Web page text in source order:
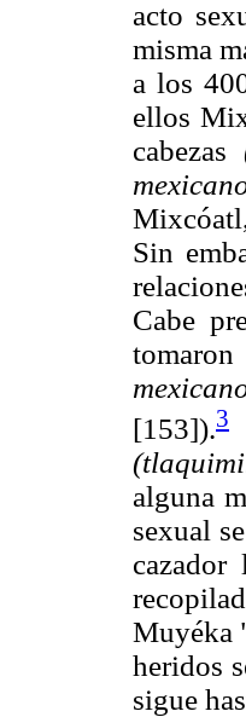
acto
misma
a los
ellos
cabezas
Sin
Cabe
[153]).3
alguna
sexual
Muyéka
heridos
sigue